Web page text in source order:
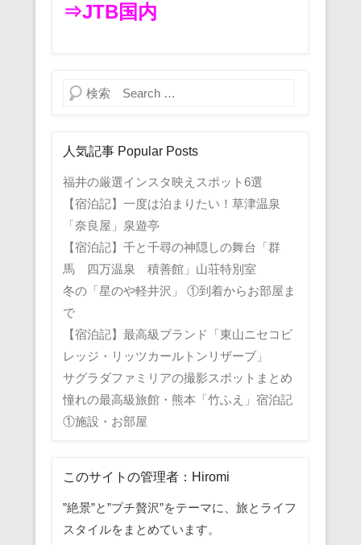
⇒JTB国内
検索
人気記事 Popular Posts
福井の厳選インスタ映えスポット6選
【宿泊記】一度は泊まりたい！草津温泉
「奈良屋」泉遊亭
【宿泊記】千と千尋の神隠しの舞台「群
馬 四万温泉 積善館」山荘特別室
冬の「星のや軽井沢」 ①到着からお部屋ま
で
【宿泊記】最高級ブランド「東山ニセコビ
レッジ・リッツカールトンリザーブ」
サグラダファミリアの撮影スポットまとめ
憧れの最高級旅館・熊本「竹ふえ」宿泊記
①施設・お部屋
このサイトの管理者：Hiromi
”絶景”と”プチ贅沢”をテーマに、旅とライフ
スタイルをまとめています。